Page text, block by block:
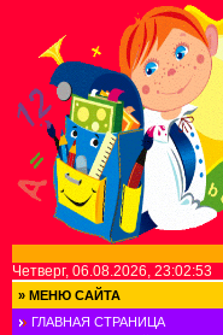
Четверг, 06.08.2026, 23:02:53
» МЕНЮ САЙТА
ГЛАВНАЯ СТРАНИЦА